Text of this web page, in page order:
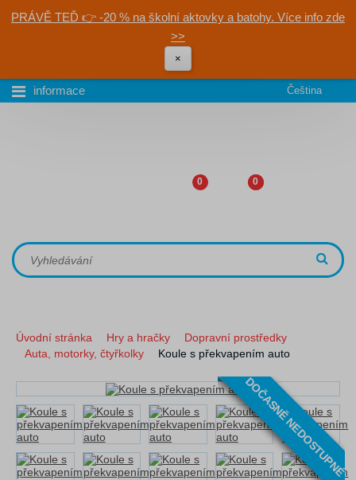
PRÁVĚ TEĎ 👉 -20 % na školní aktovky a batohy. Více info zde
>>
×
informace Čeština
0 0
Úvodní stránka Hry a hračky
Dopravní prostředky
Auta, motorky, čtyřkolky
Koule s překvapením auto
DOČASNĚ NEDOSTUPNÉ